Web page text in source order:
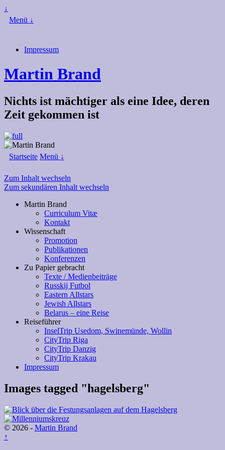
↓
Menü ↓
Impressum
Martin Brand
Nichts ist mächtiger als eine Idee, deren
Zeit gekommen ist
Startseite Menü ↓
Zum Inhalt wechseln
Zum sekundären Inhalt wechseln
Martin Brand
Curriculum Vitæ
Kontakt
Wissenschaft
Promotion
Publikationen
Konferenzen
Zu Papier gebracht
Texte / Medienbeiträge
Russkij Futbol
Eastern Allstars
Jewish Allstars
Belarus – eine Reise
Reiseführer
InselTrip Usedom, Swinemünde, Wollin
CityTrip Riga
CityTrip Danzig
CityTrip Krakau
Impressum
Images tagged "hagelsberg"
© 2026 - Martin Brand
↑